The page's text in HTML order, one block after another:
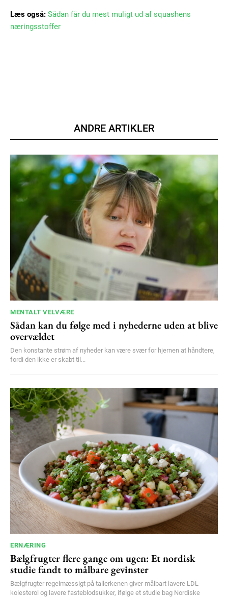
Ut mollis pellentesque tortor
Nullam eu erat condimentum
Donec quis est ac felis
Orci varius natoque dolor
YEARLY PRICING MONTHLY PRICING
Læs også: Sådan får du mest muligt ud af squashens
næringsstoffer
ANDRE ARTIKLER
MENTALT VELVÆRE
Sådan kan du følge med i nyhederne uden at blive
overvældet
Den konstante strøm af nyheder kan være svær for hjernen at håndtere,
fordi den ikke er skabt til...
ERNÆRING
Bælgfrugter flere gange om ugen: Et nordisk
studie fandt to målbare gevinster
Bælgfrugter regelmæssigt på tallerkenen giver målbart lavere LDL-
kolesterol og lavere fasteblodsukker, ifølge et studie bag Nordiske